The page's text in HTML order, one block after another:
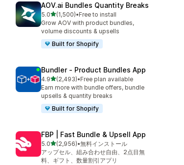
AOV.ai Bundles Quantity Breaks
5.05つ星中
(1,500)
合計レビュー数：1500件
•Free to install
Grow AOV with product bundles,
volume discounts & upsells
Built for Shopify
Bundler ‑ Product Bundles App
4.95つ星中
(2,493)
合計レビュー数：2493件
•Free plan available
Earn more with bundle offers, bundle
upsells & quantity breaks
Built for Shopify
FBP | Fast Bundle & Upsell App
5.05つ星中
(2,956)
合計レビュー数：2956件
•無料インストール
アップセル、組み合わせ自由、2点目無
料、ギフト、数量割引アプリ